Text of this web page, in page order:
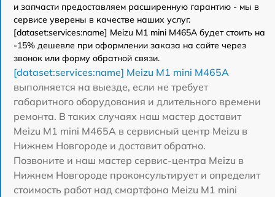
и запчасти предоставляем расширенную гарантию - мы в
сервисе уверены в качестве наших услуг.
[dataset:services:name] Meizu M1 mini M465A будет стоить на
-15% дешевле при оформлении заказа на сайте через
звонок или форму обратной связи.
[dataset:services:name] Meizu M1 mini M465A
выполняется на выезде, если не требует
габаритного оборудования и длительного времени
ремонта. В таких случаях наш мастер доставит
Meizu M1 mini M465A в сервисный центр Meizu в
Нижнем Новгороде и доставит обратно.
Позвоните и наш мастер сервис-центра Meizu в
Нижнем Новгороде проконсультирует и определит
стоимость работ над смартфона Meizu M1 mini